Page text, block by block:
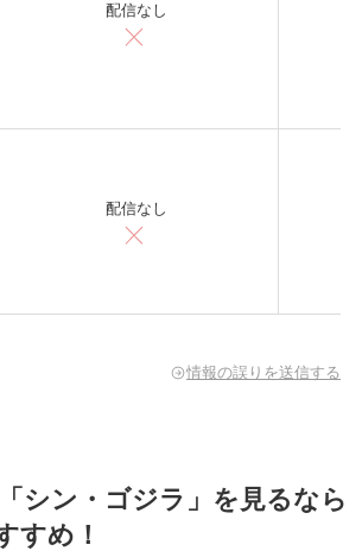
配信なし
配信なし
情報の誤りを送信する
「シン・ゴジラ」を見るなら
すめ！